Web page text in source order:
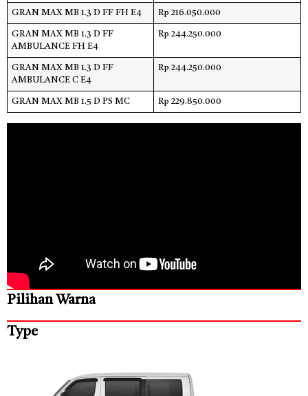
GRAN MAX MB 1.3 D FF FH E4 Rp 216.050.000
GRAN MAX MB 1.3 D FF
AMBULANCE FH E4
Rp 244.250.000
GRAN MAX MB 1.3 D FF
AMBULANCE C E4
Rp 244.250.000
GRAN MAX MB 1.5 D PS MC Rp 229.850.000
Pilihan Warna
Type